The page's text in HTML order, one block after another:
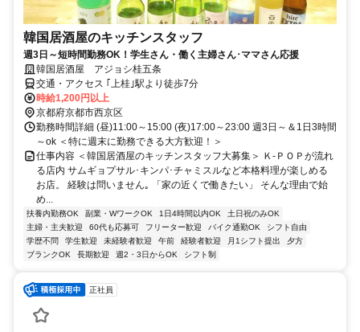
韓国居酒屋のキッチンスタッフ
週3日～短時間勤務OK！学生さん・働く主婦さん･ママさん応援
韓国居酒屋 アジョシ桂五条
交通・アクセス ｢上桂｣駅より徒歩7分
時給1,200円以上
京都府京都市西京区
勤務時間詳細 (昼)11:00～15:00 (夜)17:00～23:00 週3日～＆1日3時間
～ok ＜特に週末に勤務できる大方歓迎！＞
仕事内容 ＜韓国居酒屋のキッチンスタッフ大募集＞ Ｋ-ＰＯＰが流れ
る店内 サムギョプサル･キンパ･チャミスルなど本格料理が楽しめる
お店。 経験は問いません｡ 「家の近くで働きたい」 そんな理由で始
め...
扶養内勤務OK 副業・WワークOK 1日4時間以内OK
土日祝のみOK
主婦・主夫歓迎
60代も応募可 フリーター歓迎 バイク通勤OK
シフト自由
学歴不問
学生歓迎 未経験者歓迎 午前 経験者歓迎 月1シフト提出
夕方
ブランクOK
長期歓迎 週2・3日からOK シフト制
正社員